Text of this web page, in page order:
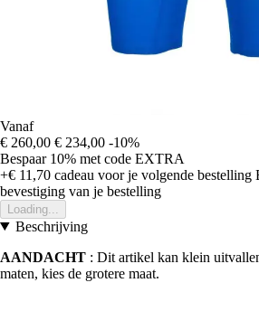
Vanaf
€ 260,00 € 234,00 -10%
Bespaar 10% met code EXTRA
+€ 11,70 cadeau voor je volgende bestelling
bevestiging van je bestelling
Loading...
Beschrijving
AANDACHT : Dit artikel kan klein
maten, kies de grotere maat.